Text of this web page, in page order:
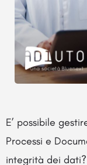
E’ possibile
Processi e
integrità dei dati?